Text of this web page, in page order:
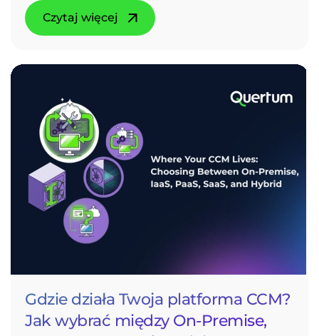
Czytaj więcej
Gdzie działa Twoja platforma CCM?
Jak wybrać między On-Premise,